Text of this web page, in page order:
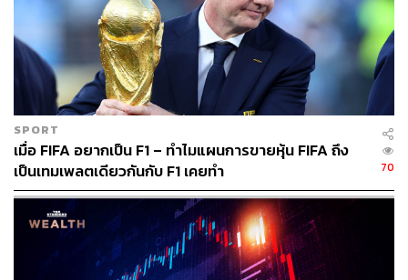
การจัดสรรหุ้นจะใช้วิธี Small Lot First กำหนดยอดจองซื้อหุ้น
ขั้นต่ำที่ 1,000 หุ้น ที่ราคา 36.50 บาทต่อหุ้น หรือคิดเป็น
มูลค่า 36,500 บาท โดยไม่จำกัดจำนวนหุ้นที่จองซื้อต่อหนึ่ง
ใบจอง นักลงทุนรายย่อยที่จองซื้อและชำระเงินครบถ้วนจะได้
รับจัดสรรหุ้นในรอบแรกเป็นจำนวนขั้นต่ำที่ 1,000 หุ้น จาก
นั้นจะได้รับการจัดสรรเพิ่มรอบละ 100 หุ้นต่อราย ไปเรื่อย ๆ
จนกว่าจำนวนหุ้นเบื้องต้นที่เสนอขายต่อผู้จองซื้อรายย่อยจะ
ครบตามจำนวนที่กำหนด
ทั้งนี้ การจัดสรรหุ้นจะดำเนินการโดยระบบคอมพิวเตอร์ของ
บริษัท เซ็ทเทรด ดอท คอม จำกัด โดยคาดว่าจะสามารถ
ประกาศผลการจัดสรรและรายชื่อผู้จองซื้อรายย่อยที่ได้รับ
SPORT
เมื่อ FIFA อยากเป็น F1 – ทำไมแผนการขายหุ้น FIFA ถึง
เป็นเทมเพลตเดียวกันกับ F1 เคยทำ
70